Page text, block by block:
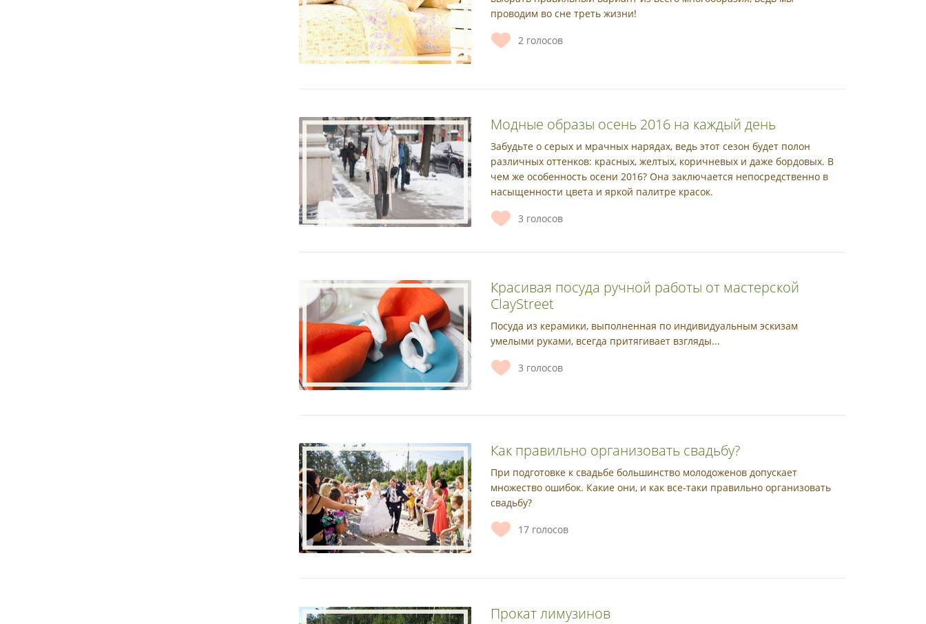
проводим во сне треть жизни!
2 голосов
Модные образы осень 2016 на каждый день
Забудьте о серых и мрачных нарядах, ведь этот сезон будет полон
различных оттенков: красных, желтых, коричневых и даже бордовых. В
чем же особенность осени 2016? Она заключается непосредственно в
насыщенности цвета и яркой палитре красок.
3 голосов
Красивая посуда ручной работы от мастерской
ClayStreet
Посуда из керамики, выполненная по индивидуальным эскизам
умелыми руками, всегда притягивает взгляды...
3 голосов
Как правильно организовать свадьбу?
При подготовке к свадьбе большинство молодоженов допускает
множество ошибок. Какие они, и как все-таки правильно организовать
свадьбу?
17 голосов
Прокат лимузинов